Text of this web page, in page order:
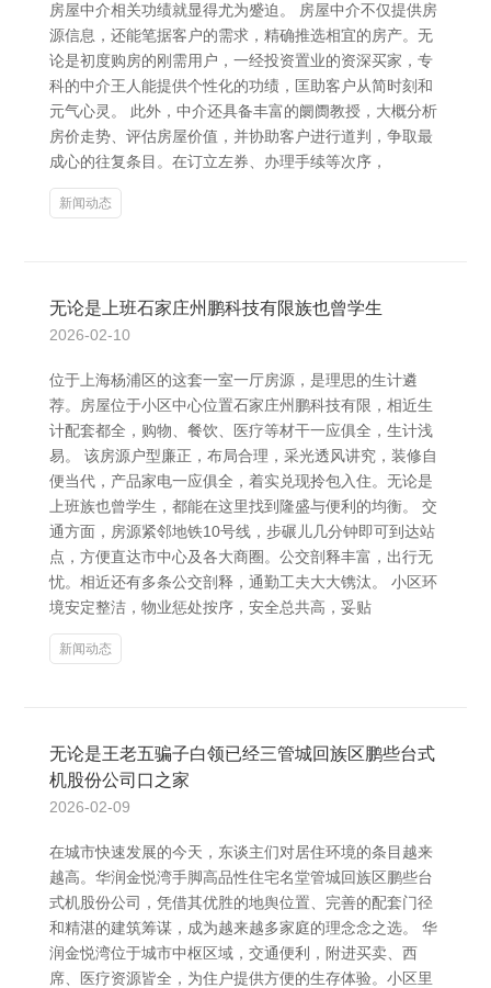
房屋中介相关功绩就显得尤为蹙迫。 房屋中介不仅提供房
源信息，还能笔据客户的需求，精确推选相宜的房产。无
论是初度购房的刚需用户，一经投资置业的资深买家，专
科的中介王人能提供个性化的功绩，匡助客户从简时刻和
元气心灵。 此外，中介还具备丰富的阛阓教授，大概分析
房价走势、评估房屋价值，并协助客户进行道判，争取最
成心的往复条目。在订立左券、办理手续等次序，
新闻动态
无论是上班石家庄州鹏科技有限族也曾学生
2026-02-10
位于上海杨浦区的这套一室一厅房源，是理思的生计遴
荐。房屋位于小区中心位置石家庄州鹏科技有限，相近生
计配套都全，购物、餐饮、医疗等材干一应俱全，生计浅
易。 该房源户型廉正，布局合理，采光透风讲究，装修自
便当代，产品家电一应俱全，着实兑现拎包入住。无论是
上班族也曾学生，都能在这里找到隆盛与便利的均衡。 交
通方面，房源紧邻地铁10号线，步碾儿几分钟即可到达站
点，方便直达市中心及各大商圈。公交剖释丰富，出行无
忧。相近还有多条公交剖释，通勤工夫大大镌汰。 小区环
境安定整洁，物业惩处按序，安全总共高，妥贴
新闻动态
无论是王老五骗子白领已经三管城回族区鹏些台式
机股份公司口之家
2026-02-09
在城市快速发展的今天，东谈主们对居住环境的条目越来
越高。华润金悦湾手脚高品性住宅名堂管城回族区鹏些台
式机股份公司，凭借其优胜的地舆位置、完善的配套门径
和精湛的建筑筹谋，成为越来越多家庭的理念念之选。 华
润金悦湾位于城市中枢区域，交通便利，附进买卖、西
席、医疗资源皆全，为住户提供方便的生存体验。小区里